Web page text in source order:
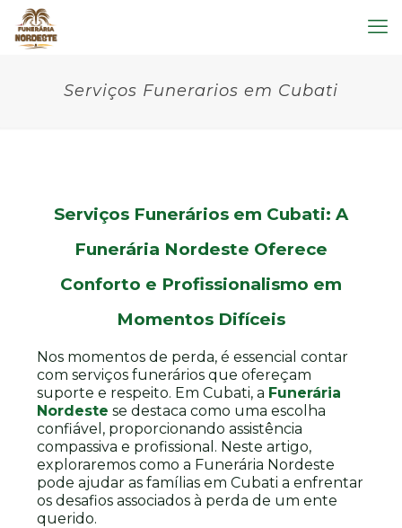
Serviços Funerarios em Cubati
Serviços Funerários em Cubati: A
Funerária Nordeste Oferece
Conforto e Profissionalismo em
Momentos Difíceis
Nos momentos de perda, é essencial contar
com serviços funerários que ofereçam
suporte e respeito. Em Cubati, a Funerária
Nordeste se destaca como uma escolha
confiável, proporcionando assistência
compassiva e profissional. Neste artigo,
exploraremos como a Funerária Nordeste
pode ajudar as famílias em Cubati a enfrentar
os desafios associados à perda de um ente
querido.